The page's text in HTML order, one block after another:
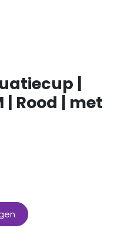
|
| Rood | met